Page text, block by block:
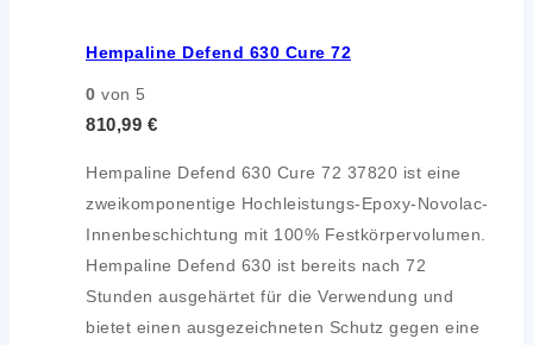
Hempaline Defend 630 Cure 72
0 von 5
810,99 €
Hempaline Defend 630 Cure 72 37820 ist eine
zweikomponentige Hochleistungs-Epoxy-Novolac-
Innenbeschichtung mit 100% Festkörpervolumen.
Hempaline Defend 630 ist bereits nach 72
Stunden ausgehärtet für die Verwendung und
bietet einen ausgezeichneten Schutz gegen eine